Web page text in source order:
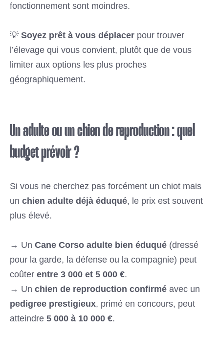
fonctionnement sont moindres.
💡 Soyez prêt à vous déplacer pour trouver
l’élevage qui vous convient, plutôt que de vous
limiter aux options les plus proches
géographiquement.
Un adulte ou un chien de reproduction : quel
budget prévoir ?
Si vous ne cherchez pas forcément un chiot mais
un chien adulte déjà éduqué, le prix est souvent
plus élevé.
→ Un Cane Corso adulte bien éduqué (dressé
pour la garde, la défense ou la compagnie) peut
coûter entre 3 000 et 5 000 €.
→ Un chien de reproduction confirmé avec un
pedigree prestigieux, primé en concours, peut
atteindre 5 000 à 10 000 €.